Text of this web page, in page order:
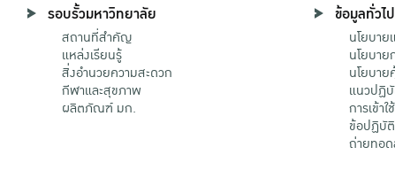
รอบรั้วมหาวิทยาลัย
สถานที่สำคัญ
แหล่งเรียนรู้
สิ่งอำนวยความสะดวก
กีฬาและสุขภาพ
ผลิตภัณฑ์ มก.
ข้อมูลทั่วไป
นโยบา
นโยบาย
นโยบา
แนวปฏิ
การเข้า
ข้อปฏิบั
ถ่ายทอ